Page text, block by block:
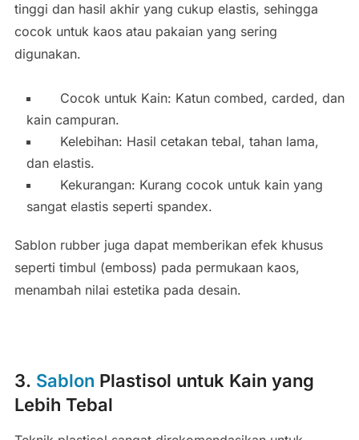
tinggi dan hasil akhir yang cukup elastis, sehingga
cocok untuk kaos atau pakaian yang sering
digunakan.
Cocok untuk Kain: Katun combed, carded, dan
kain campuran.
Kelebihan: Hasil cetakan tebal, tahan lama,
dan elastis.
Kekurangan: Kurang cocok untuk kain yang
sangat elastis seperti spandex.
Sablon rubber juga dapat memberikan efek khusus
seperti timbul (emboss) pada permukaan kaos,
menambah nilai estetika pada desain.
3. Sablon Plastisol untuk Kain yang
Lebih Tebal